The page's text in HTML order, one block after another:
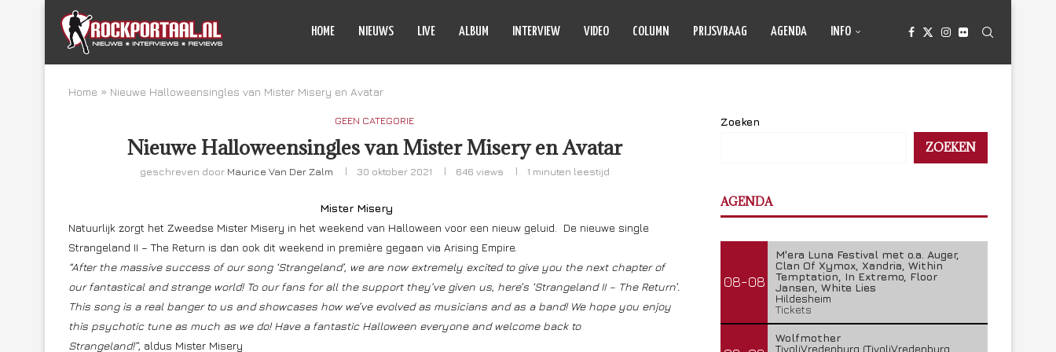
HOME NIEUWS LIVE ALBUM INTERVIEW VIDEO COLUMN PRIJSVRAAG AGENDA INFO
Home » Nieuwe Halloweensingles van Mister Misery en Avatar
GEEN CATEGORIE
Nieuwe Halloweensingles van Mister Misery en Avatar
geschreven door Maurice Van Der Zalm 30 oktober 2021 646 views 1 minuten leestijd
Mister Misery
Natuurlijk zorgt het Zweedse Mister Misery in het weekend van Halloween voor een nieuw geluid. De nieuwe single
Strangeland II – The Return is dan ook dit weekend in première gegaan via Arising Empire.
“After the massive success of our song ‘Strangeland’, we are now extremely excited to give you the next chapter of
our fantastical and strange world! To our fans for all the support they’ve given us, here’s ‘Strangeland II – The Return’.
This song is a real banger to us and showcases how we’ve evolved as musicians and as a band! We hope you enjoy
this psychotic tune as much as we do! Have a fantastic Halloween everyone and welcome back to
Strangeland!”, aldus Mister Misery
Zoeken
ZOEKEN
AGENDA
08-08
M'era Luna Festival met o.a. Auger,
Clan Of Xymox, Xandria, Within
Temptation, In Extremo, Floor
Jansen, White Lies
Hildesheim
Tickets
Wolfmother
TivoliVredenburg (TivoliVredenburg